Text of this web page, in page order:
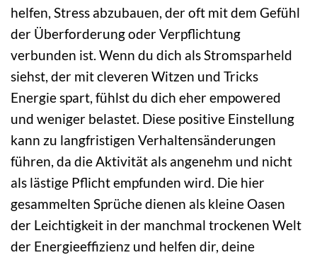
helfen, Stress abzubauen, der oft mit dem Gefühl
der Überforderung oder Verpflichtung
verbunden ist. Wenn du dich als Stromsparheld
siehst, der mit cleveren Witzen und Tricks
Energie spart, fühlst du dich eher empowered
und weniger belastet. Diese positive Einstellung
kann zu langfristigen Verhaltensänderungen
führen, da die Aktivität als angenehm und nicht
als lästige Pflicht empfunden wird. Die hier
gesammelten Sprüche dienen als kleine Oasen
der Leichtigkeit in der manchmal trockenen Welt
der Energieeffizienz und helfen dir, deine